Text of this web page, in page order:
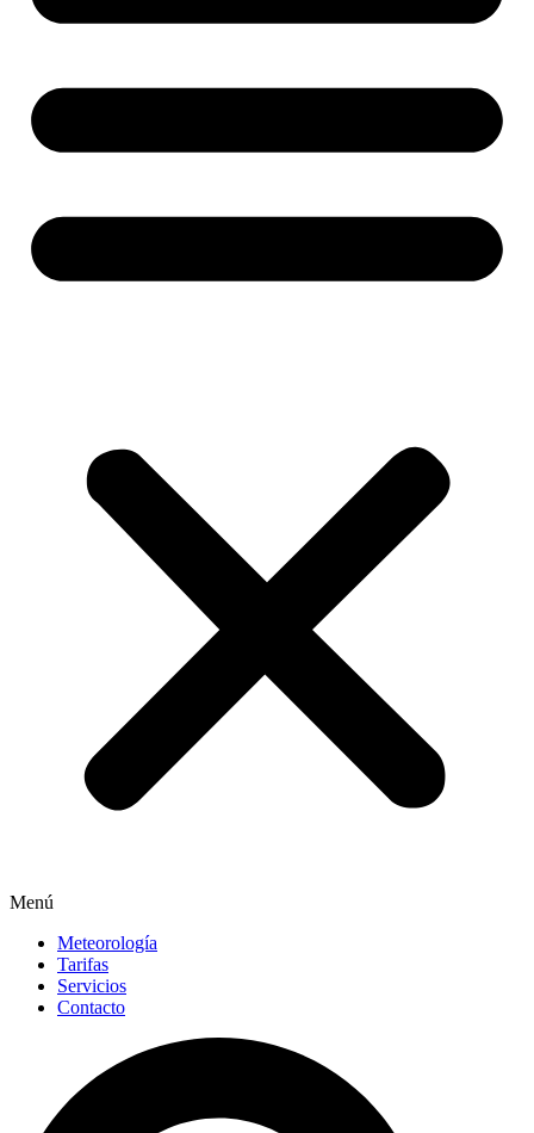
Menú
Meteorología
Tarifas
Servicios
Contacto